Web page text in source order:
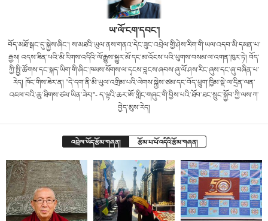
ཡ་ལོ་ངག་དབང་།
བོད་མཐོ་སྒང་དུ་སྐྱེས་ཞིང་། ས་མཐའི་ཡུལ་ནས་གནའ་དེང་ཟུང་འབྲེལ་གྱི་ཤེས་རིག་གི་ཡལ་འདབ་མི་དམན་པ་
རྒྱས། འདས་ཟིན་པའི་མི་རིགས་འདིའི་ལོ་རྒྱུས་སྐྱུར་མོ་དང་མ་འོངས་པའི་ཕུགས་བསམ་ལ་འགན་ཁུར་ཏེ། བོད་
ཀྱི་སྤྱི་ཚོགས་དང་སྐད་ཡིག་གི་ཞིང་ཁམས་སོགས་ལ་དྭངས་བླངས་ཞབས་ཞུ་ལོ་ཤས་རིང་ཞུས་དང་ཞུ་བཞིན་པ་
རེད། ཁོང་གིས་ཟེར་ན། “དེ་དག་ནི་མི་ཡུལ་འགྲིམ་པའི་ལེགས་སྐྱེས་ཙམ་དང་བོད་ཕྲུག་ཁྱིམ་སྡེ་ལ་དྲིན་ལན་
འཇལ་བའི་ཆུ་ཐིགས་ཙམ་ཡིན་ཟེར།”- ད་ལྟའི་ཆར་ཨོ་གླིང་གཞུང་གི་བྱིས་པའི་ཐོབ་ཐང་སྲུང་སྐྱོབ་ཀྱི་ལས་ཀ་
བྱེད་མུས་རེད།
འབྲེལ་ཡོད་རྩོམ་གཞན། རྩོམ་པ་པོ་འདིའི་རྩོམ་གཞན།